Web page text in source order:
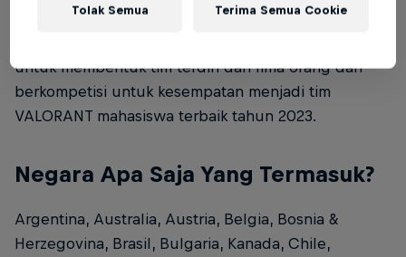
VALORANT untuk mahasiswa universitas. Ini adalah
untuk membentuk tim terdiri dari lima orang dan
berkompetisi untuk kesempatan menjadi tim
VALORANT mahasiswa terbaik tahun 2023.
Negara Apa Saja Yang Termasuk?
Argentina, Australia, Austria, Belgia, Bosnia &
Herzegovina, Brasil, Bulgaria, Kanada, Chile,
Tolak Semua Terima Semua Cookie